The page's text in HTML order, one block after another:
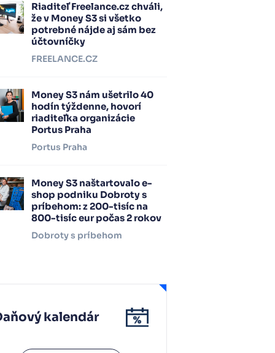
Riaditeľ Freelance.cz chváli,
že v Money S3 si všetko
potrebné nájde aj sám bez
účtovníčky
FREELANCE.CZ
Money S3 nám ušetrilo 40
hodín týždenne, hovorí
riaditeľka organizácie
Portus Praha
Portus Praha
Money S3 naštartovalo e-
shop podniku Dobroty s
príbehom: z 200-tisíc na
800-tisíc eur počas 2 rokov
Dobroty s príbehom
kalendár